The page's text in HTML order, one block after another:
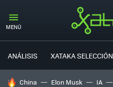
MENÚ
ANÁLISIS XATAKA SELECCIÓN
HOY SE HABLA DE
China Elon Musk IA